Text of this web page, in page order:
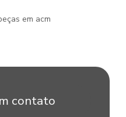
em acm
eventos
contato